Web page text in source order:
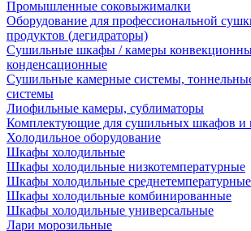
Промышленные соковыжималки
Оборудование для профессиональной
продуктов (дегидраторы)
Сушильные шкафы / камеры
конденсационные
Сушильные камерные системы,
системы
Лиофильные камеры, сублиматоры
Комплектующие для сушильных шкафов и
Холодильное оборудование
Шкафы холодильные
Шкафы холодильные низкотемпературные
Шкафы холодильные среднетемпературные
Шкафы холодильные комбинированные
Шкафы холодильные универсальные
Лари морозильные